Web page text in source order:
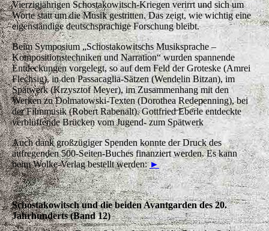
Vierzigjährigen Schostakowitsch-Kriegen verirrt und sich um
Worte statt um die Musik gestritten. Das zeigt, wie wichtig eine
eigenständige deutschsprachige Forschung bleibt.
Beim Symposium „Schostakowitschs Musiksprache –
Kompositionstechniken und Narration“ wurden spannende
Entdeckungen vorgelegt, so auf dem Feld der Groteske (Amrei
Flechsig), in den Passacaglia-Sätzen (Wendelin Bitzan), im
Spätwerk (Krzysztof Meyer), im Zusammenhang mit den
Werken zu Dolmatowski-Texten (Dorothea Redepenning), bei
der Filmmusik (Robert Rabenalt). Gottfried Eberle entdeckte
verblüffende Brücken vom Jugend- zum Spätwerk
Auch dank großzügiger Spenden konnte der Druck des
aufregenden 500-Seiten-Buches finanziert werden. Es kann
beim Wolke-Verlag bestellt werden:►
Schostakowitsch und die beiden Avantgarden des 20.
Jahrhunderts (Band 12)